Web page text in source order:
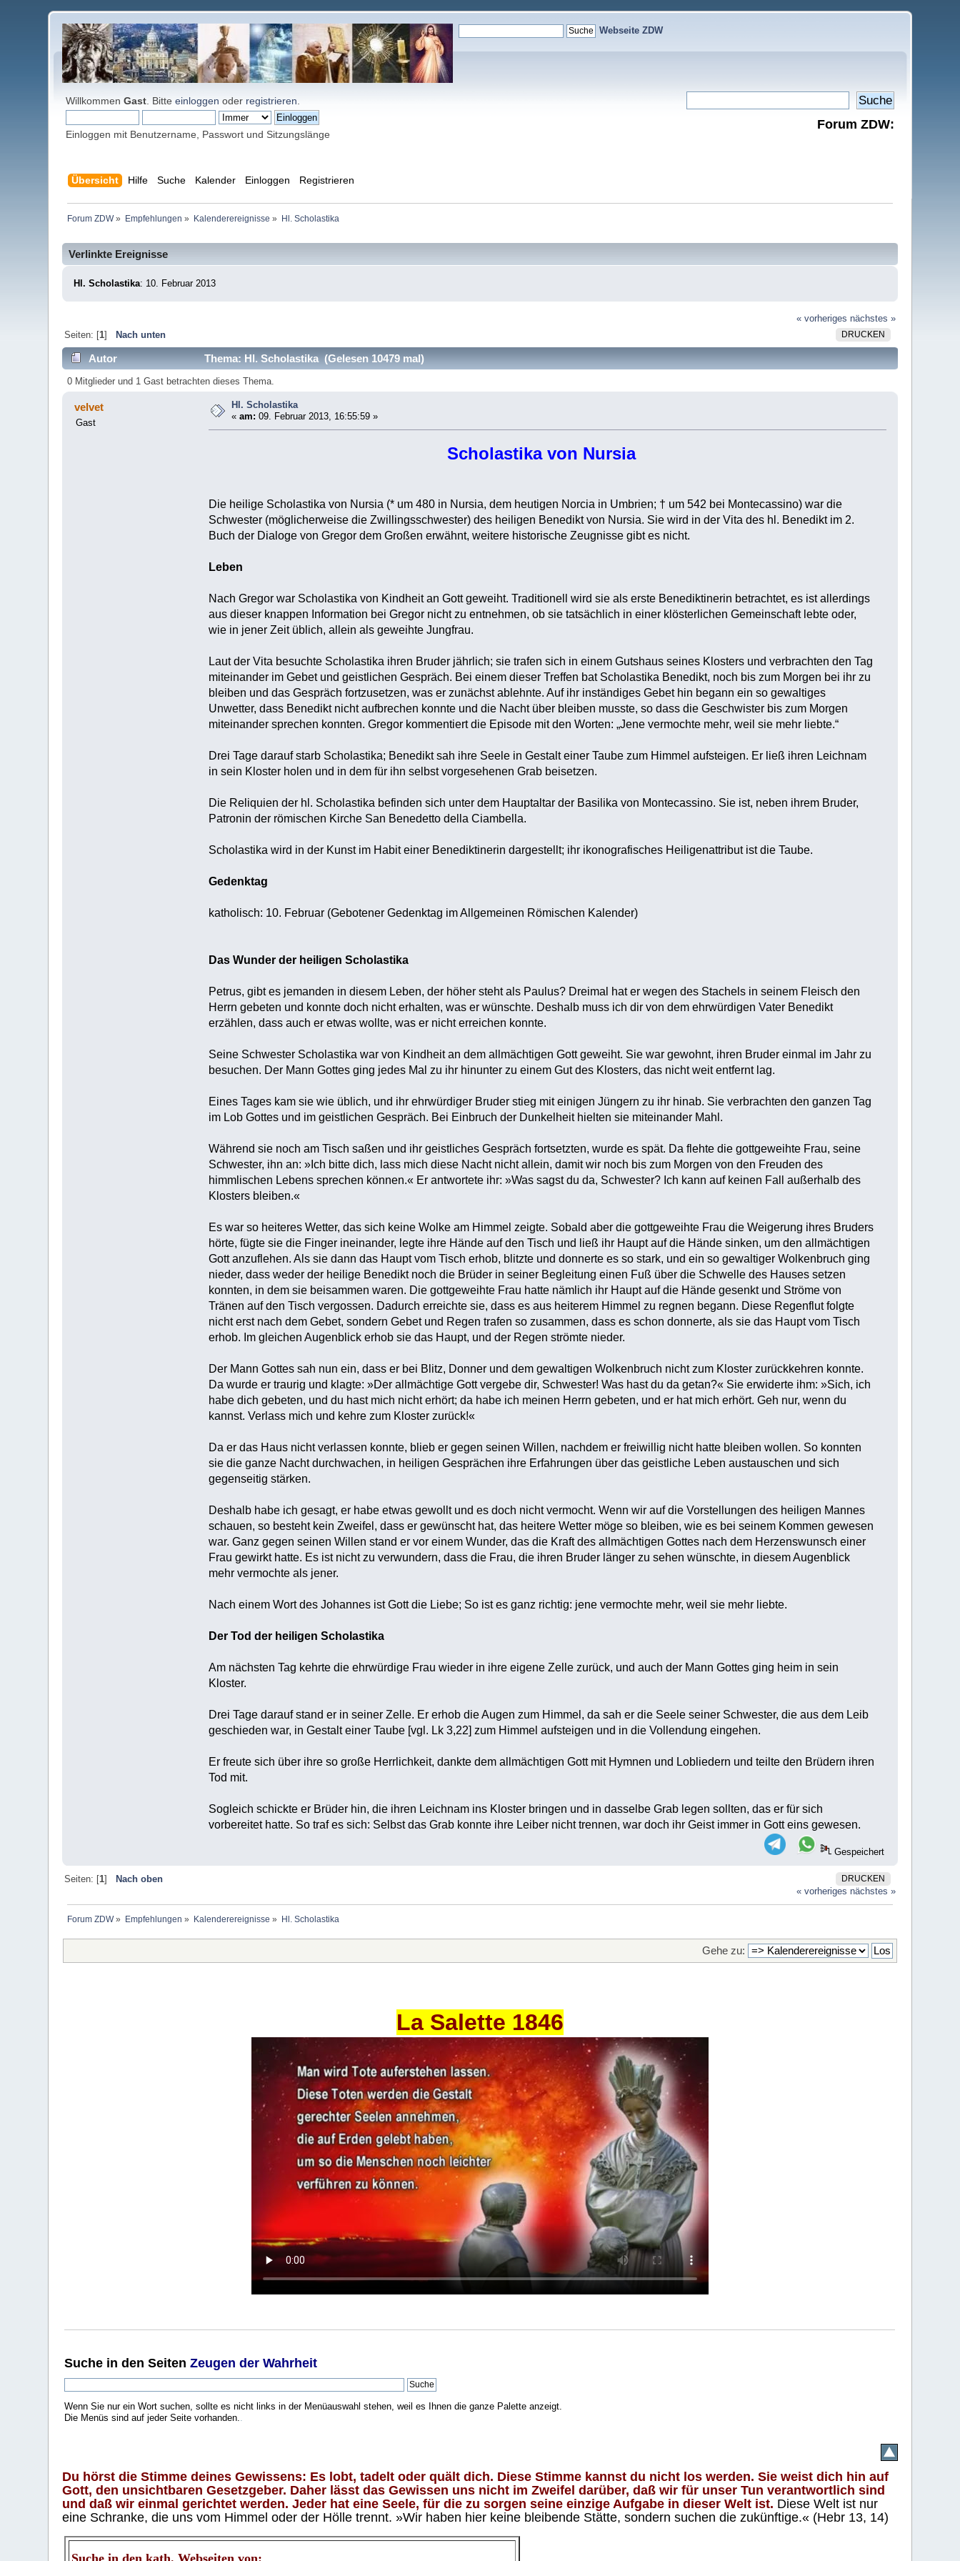
Webseite ZDW
WillkommenGast . Bitteeinloggen oder registrieren
Einloggen mit Benutzername, Passwort und Sitzungslänge
Forum ZDW:
Übersicht Hilfe Suche Kalender Einloggen Registrieren
Forum ZDW» Empfehlungen » Kalenderereignisse » Hl. Scholastika
Verlinkte Ereignisse
Hl. Scholastika: 10. Februar 2013
« vorheriges nächstes »
DRUCKEN
Seiten: [1] Nach unten
Autor Thema: Hl. Scholastika (Gelesen 10479 mal)
0 Mitglieder und 1 Gast betrachten dieses Thema.
velvet
Gast
Hl. Scholastika
«am: 09. Februar 2013, 16:55:59 »
Scholastika von Nursia
Die heilige Scholastika von Nursia (* um 480 in Nursia, dem heutigen Norcia in Umbrien; † um 542 bei Montecassino) war die
Schwester (möglicherweise die Zwillingsschwester) des heiligen Benedikt von Nursia. Sie wird in der Vita des hl. Benedikt im 2.
Buch der Dialoge von Gregor dem Großen erwähnt, weitere historische Zeugnisse gibt es nicht.
Leben
Nach Gregor war Scholastika von Kindheit an Gott geweiht. Traditionell wird sie als erste Benediktinerin betrachtet, es ist allerdings
aus dieser knappen Information bei Gregor nicht zu entnehmen, ob sie tatsächlich in einer klösterlichen Gemeinschaft lebte oder,
wie in jener Zeit üblich, allein als geweihte Jungfrau.
Laut der Vita besuchte Scholastika ihren Bruder jährlich; sie trafen sich in einem Gutshaus seines Klosters und verbrachten den Tag
miteinander im Gebet und geistlichen Gespräch. Bei einem dieser Treffen bat Scholastika Benedikt, noch bis zum Morgen bei ihr zu
bleiben und das Gespräch fortzusetzen, was er zunächst ablehnte. Auf ihr inständiges Gebet hin begann ein so gewaltiges
Unwetter, dass Benedikt nicht aufbrechen konnte und die Nacht über bleiben musste, so dass die Geschwister bis zum Morgen
miteinander sprechen konnten. Gregor kommentiert die Episode mit den Worten: „Jene vermochte mehr, weil sie mehr liebte.“
Drei Tage darauf starb Scholastika; Benedikt sah ihre Seele in Gestalt einer Taube zum Himmel aufsteigen. Er ließ ihren Leichnam
in sein Kloster holen und in dem für ihn selbst vorgesehenen Grab beisetzen.
Die Reliquien der hl. Scholastika befinden sich unter dem Hauptaltar der Basilika von Montecassino. Sie ist, neben ihrem Bruder,
Patronin der römischen Kirche San Benedetto della Ciambella.
Scholastika wird in der Kunst im Habit einer Benediktinerin dargestellt; ihr ikonografisches Heiligenattribut ist die Taube.
Gedenktag
katholisch: 10. Februar (Gebotener Gedenktag im Allgemeinen Römischen Kalender)
Das Wunder der heiligen Scholastika
Petrus, gibt es jemanden in diesem Leben, der höher steht als Paulus? Dreimal hat er wegen des Stachels in seinem Fleisch den
Herrn gebeten und konnte doch nicht erhalten, was er wünschte. Deshalb muss ich dir von dem ehrwürdigen Vater Benedikt
erzählen, dass auch er etwas wollte, was er nicht erreichen konnte.
Seine Schwester Scholastika war von Kindheit an dem allmächtigen Gott geweiht. Sie war gewohnt, ihren Bruder einmal im Jahr zu
besuchen. Der Mann Gottes ging jedes Mal zu ihr hinunter zu einem Gut des Klosters, das nicht weit entfernt lag.
Eines Tages kam sie wie üblich, und ihr ehrwürdiger Bruder stieg mit einigen Jüngern zu ihr hinab. Sie verbrachten den ganzen Tag
im Lob Gottes und im geistlichen Gespräch. Bei Einbruch der Dunkelheit hielten sie miteinander Mahl.
Während sie noch am Tisch saßen und ihr geistliches Gespräch fortsetzten, wurde es spät. Da flehte die gottgeweihte Frau, seine
Schwester, ihn an: »Ich bitte dich, lass mich diese Nacht nicht allein, damit wir noch bis zum Morgen von den Freuden des
himmlischen Lebens sprechen können.« Er antwortete ihr: »Was sagst du da, Schwester? Ich kann auf keinen Fall außerhalb des
Klosters bleiben.«
Es war so heiteres Wetter, das sich keine Wolke am Himmel zeigte. Sobald aber die gottgeweihte Frau die Weigerung ihres Bruders
hörte, fügte sie die Finger ineinander, legte ihre Hände auf den Tisch und ließ ihr Haupt auf die Hände sinken, um den allmächtigen
Gott anzuflehen. Als sie dann das Haupt vom Tisch erhob, blitzte und donnerte es so stark, und ein so gewaltiger Wolkenbruch ging
nieder, dass weder der heilige Benedikt noch die Brüder in seiner Begleitung einen Fuß über die Schwelle des Hauses setzen
konnten, in dem sie beisammen waren. Die gottgeweihte Frau hatte nämlich ihr Haupt auf die Hände gesenkt und Ströme von
Tränen auf den Tisch vergossen. Dadurch erreichte sie, dass es aus heiterem Himmel zu regnen begann. Diese Regenflut folgte
nicht erst nach dem Gebet, sondern Gebet und Regen trafen so zusammen, dass es schon donnerte, als sie das Haupt vom Tisch
erhob. Im gleichen Augenblick erhob sie das Haupt, und der Regen strömte nieder.
Der Mann Gottes sah nun ein, dass er bei Blitz, Donner und dem gewaltigen Wolkenbruch nicht zum Kloster zurückkehren konnte.
Da wurde er traurig und klagte: »Der allmächtige Gott vergebe dir, Schwester! Was hast du da getan?« Sie erwiderte ihm: »Sich, ich
habe dich gebeten, und du hast mich nicht erhört; da habe ich meinen Herrn gebeten, und er hat mich erhört. Geh nur, wenn du
kannst. Verlass mich und kehre zum Kloster zurück!«
Da er das Haus nicht verlassen konnte, blieb er gegen seinen Willen, nachdem er freiwillig nicht hatte bleiben wollen. So konnten
sie die ganze Nacht durchwachen, in heiligen Gesprächen ihre Erfahrungen über das geistliche Leben austauschen und sich
gegenseitig stärken.
Deshalb habe ich gesagt, er habe etwas gewollt und es doch nicht vermocht. Wenn wir auf die Vorstellungen des heiligen Mannes
schauen, so besteht kein Zweifel, dass er gewünscht hat, das heitere Wetter möge so bleiben, wie es bei seinem Kommen gewesen
war. Ganz gegen seinen Willen stand er vor einem Wunder, das die Kraft des allmächtigen Gottes nach dem Herzenswunsch einer
Frau gewirkt hatte. Es ist nicht zu verwundern, dass die Frau, die ihren Bruder länger zu sehen wünschte, in diesem Augenblick
mehr vermochte als jener.
Nach einem Wort des Johannes ist Gott die Liebe; So ist es ganz richtig: jene vermochte mehr, weil sie mehr liebte.
Der Tod der heiligen Scholastika
Am nächsten Tag kehrte die ehrwürdige Frau wieder in ihre eigene Zelle zurück, und auch der Mann Gottes ging heim in sein
Kloster.
Drei Tage darauf stand er in seiner Zelle. Er erhob die Augen zum Himmel, da sah er die Seele seiner Schwester, die aus dem Leib
geschieden war, in Gestalt einer Taube [vgl. Lk 3,22] zum Himmel aufsteigen und in die Vollendung eingehen.
Er freute sich über ihre so große Herrlichkeit, dankte dem allmächtigen Gott mit Hymnen und Lobliedern und teilte den Brüdern ihren
Tod mit.
Sogleich schickte er Brüder hin, die ihren Leichnam ins Kloster bringen und in dasselbe Grab legen sollten, das er für sich
vorbereitet hatte. So traf es sich: Selbst das Grab konnte ihre Leiber nicht trennen, war doch ihr Geist immer in Gott eins gewesen.
Gespeichert
DRUCKEN
Seiten: [1]
Nach oben
« vorheriges nächstes »
Forum ZDW» Empfehlungen » Kalenderereignisse » Hl. Scholastika
Gehe zu:
La Salette 1846
Suche in den SeitenZeugen der Wahrheit
Wenn Sie nur ein Wort suchen, sollte es nicht links in der Menüauswahl stehen, weil es Ihnen die ganze Palette anzeigt.
Die Menüs sind auf jeder Seite vorhanden.
Du hörst die Stimme deines Gewissens: Es lobt, tadelt oder quält dich. Diese Stimme kannst du nicht los werden. Sie weist dich hin auf
Gott, den unsichtbaren Gesetzgeber. Daher lässt das Gewissen uns nicht im Zweifel darüber, daß wir für unser Tun verantwortlich sind
und daß wir einmal gerichtet werden. Jeder hat eine Seele, für die zu sorgen seine einzige Aufgabe in dieser Welt ist. Diese Welt ist nur
eine Schranke, die uns vom Himmel oder der Hölle trennt. »Wir haben hier keine bleibende Stätte, sondern suchen die zukünftige.« (Hebr 13, 14)